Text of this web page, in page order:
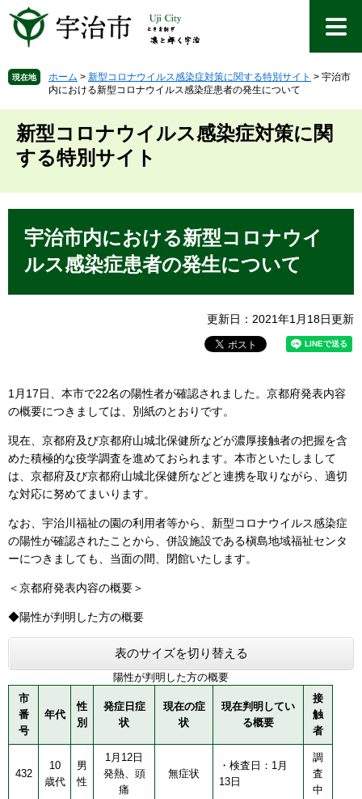
先
で
を
ば
へ
現在地 ホーム > 新型コロナウイルス感染症対策に関する特別サイト > 宇治市
内における新型コロナウイルス感染症患者の発生について
新型コロナウイルス感染症対策に関
する特別サイト
宇治市内における新型コロナウイ
ルス感染症患者の発生について
更新日：2021年1月18日更新
1月17日、本市で22名の陽性者が確認されました。京都府発表内容
の概要につきましては、別紙のとおりです。
現在、京都府及び京都府山城北保健所などが濃厚接触者の把握を含
めた積極的な疫学調査を進めておられます。本市といたしまして
は、京都府及び京都府山城北保健所などと連携を取りながら、適切
な対応に努めてまいります。
なお、宇治川福祉の園の利用者等から、新型コロナウイルス感染症
の陽性が確認されたことから、併設施設である槇島地域福祉センタ
ーにつきましても、当面の間、閉館いたします。
＜京都府発表内容の概要＞
◆陽性が判明した方の概要
表のサイズを切り替える
陽性が判明した方の概要
市
番
号
年代
性
別
発症日症
状
現在の症
状
現在判明してい
る概要
接
触
者
432
10
歳代
男
性
1月12日
発熱、頭
痛
無症状
・検査日：1月
13日
調
査
中